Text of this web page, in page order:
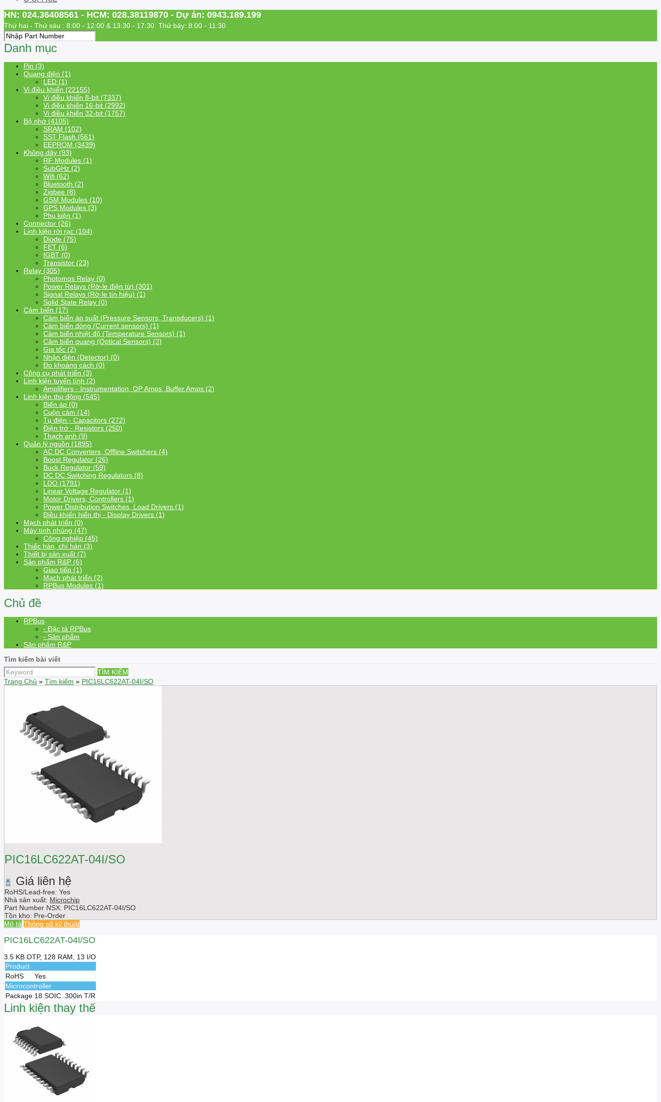
HN: 024.36408561 - HCM: 028.38119870 - Dự án: 0943.189.199
Thứ hai - Thứ sáu : 8:00 - 12:00 & 13:30 - 17:30. Thứ bảy: 8:00 - 11:30
Danh mục
Pin (3)
Quang điện (1)
LED (1)
Vi điều khiển (22155)
Vi điều khiển 8-bit (7337)
Vi điều khiển 16-bit (2992)
Vi điều khiển 32-bit (1757)
Bộ nhớ (4105)
SRAM (102)
SST Flash (561)
EEPROM (3439)
Không dây (93)
RF Modules (1)
SubGHz (2)
Wifi (62)
Bluetooth (2)
Zigbee (8)
GSM Modules (10)
GPS Modules (3)
Phụ kiện (1)
Connector (26)
Linh kiện rời rạc (104)
Diode (75)
FET (6)
IGBT (0)
Transistor (23)
Relay (305)
Photomos Relay (0)
Power Relays (Rờ-le điện từ) (301)
Signal Relays (Rờ-le tín hiệu) (1)
Solid State Relay (0)
Cảm biến (17)
Cảm biến áp suất (Pressure Sensors, Transducers) (1)
Cảm biến dòng (Current sensors) (1)
Cảm biến nhiệt độ (Temperature Sensors) (1)
Cảm biến quang (Optical Sensors) (2)
Gia tốc (2)
Nhận diện (Detector) (0)
Đo khoảng cách (0)
Công cụ phát triển (3)
Linh kiện tuyến tính (2)
Amplifiers - Instrumentation, OP Amps, Buffer Amps (2)
Linh kiện thụ động (545)
Biến áp (0)
Cuộn cảm (14)
Tụ điện - Capacitors (272)
Điện trở - Resistors (250)
Thạch anh (9)
Quản lý nguồn (1895)
AC DC Converters, Offline Switchers (4)
Boost Regulator (26)
Buck Regulator (59)
DC DC Switching Regulators (8)
LDO (1791)
Linear Voltage Regulator (1)
Motor Drivers, Controllers (1)
Power Distribution Switches, Load Drivers (1)
Điều khiển hiển thị - Display Drivers (1)
Mạch phát triển (0)
Máy tính nhúng (47)
Công nghiệp (45)
Thiếc hàn, chì hàn (3)
Thiết bị sản xuất (7)
Sản phẩm R&P (6)
Giao tiếp (1)
Mạch phát triển (2)
RPBus Modules (1)
Chủ đề
RPBus
- Đặc tả RPBus
- Sản phẩm
Sản phẩm R&P
Tìm kiếm bài viết
TÌM KIẾM
Trang Chủ » Tìm kiếm » PIC16LC622AT-04I/SO
PIC16LC622AT-04I/SO
Giá liên hệ
RoHS/Lead-free: Yes
Nhà sản xuất: Microchip
Part Number NSX: PIC16LC622AT-04I/SO
Tồn kho: Pre-Order
Mô tả Thông số kỹ thuật
PIC16LC622AT-04I/SO
3.5 KB OTP, 128 RAM, 13 I/O
Product
RoHS
Yes
Microcontroller
Package 18 SOIC .300in T/R
Linh kiện thay thế